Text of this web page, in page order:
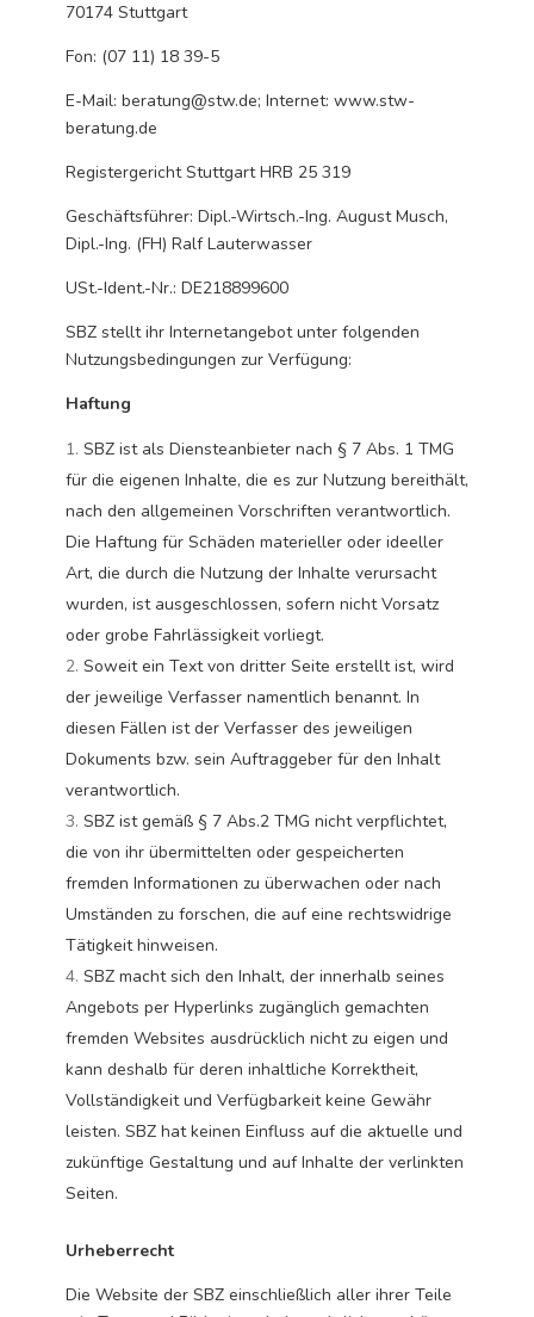
70174 Stuttgart
Fon: (07 11) 18 39-5
E-Mail: beratung@stw.de; Internet: www.stw-
beratung.de
Registergericht Stuttgart HRB 25 319
Geschäftsführer: Dipl.-Wirtsch.-Ing. August Musch,
Dipl.-Ing. (FH) Ralf Lauterwasser
USt.-Ident.-Nr.: DE218899600
SBZ stellt ihr Internetangebot unter folgenden
Nutzungsbedingungen zur Verfügung:
Haftung
SBZ ist als Diensteanbieter nach § 7 Abs. 1 TMG
für die eigenen Inhalte, die es zur Nutzung bereithält,
nach den allgemeinen Vorschriften verantwortlich.
Die Haftung für Schäden materieller oder ideeller
Art, die durch die Nutzung der Inhalte verursacht
wurden, ist ausgeschlossen, sofern nicht Vorsatz
oder grobe Fahrlässigkeit vorliegt.
Soweit ein Text von dritter Seite erstellt ist, wird
der jeweilige Verfasser namentlich benannt. In
diesen Fällen ist der Verfasser des jeweiligen
Dokuments bzw. sein Auftraggeber für den Inhalt
verantwortlich.
SBZ ist gemäß § 7 Abs.2 TMG nicht verpflichtet,
die von ihr übermittelten oder gespeicherten
fremden Informationen zu überwachen oder nach
Umständen zu forschen, die auf eine rechtswidrige
Tätigkeit hinweisen.
SBZ macht sich den Inhalt, der innerhalb seines
Angebots per Hyperlinks zugänglich gemachten
fremden Websites ausdrücklich nicht zu eigen und
kann deshalb für deren inhaltliche Korrektheit,
Vollständigkeit und Verfügbarkeit keine Gewähr
leisten. SBZ hat keinen Einfluss auf die aktuelle und
zukünftige Gestaltung und auf Inhalte der verlinkten
Seiten.
Urheberrecht
Die Website der SBZ einschließlich aller ihrer Teile